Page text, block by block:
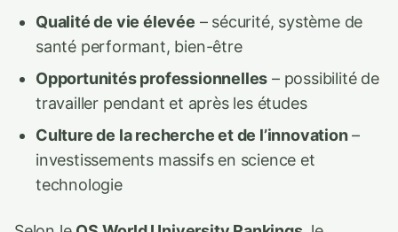
Qualité de vie élevée – sécurité, système de
santé performant, bien-être
Opportunités professionnelles – possibilité de
travailler pendant et après les études
Culture de la recherche et de l’innovation–
investissements massifs en science et
technologie